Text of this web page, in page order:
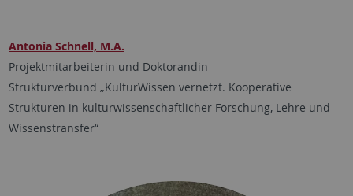
Antonia Schnell, M.A.
Projektmitarbeiterin und Doktorandin
Strukturverbund „KulturWissen vernetzt. Kooperative
Strukturen in kulturwissenschaftlicher Forschung, Lehre und
Wissenstransfer“